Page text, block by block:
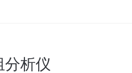
分析仪